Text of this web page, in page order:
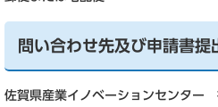
問い合わせ先及び申請書提
佐賀県産業イノベーションセンター